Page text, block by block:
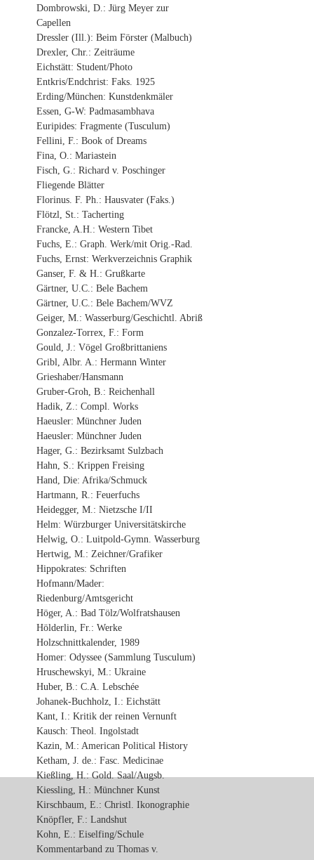
Dombrowski, D.: Jürg Meyer zur
Capellen
Dressler (Ill.): Beim Förster (Malbuch)
Drexler, Chr.: Zeiträume
Eichstätt: Student/Photo
Entkris/Endchrist: Faks. 1925
Erding/München: Kunstdenkmäler
Essen, G-W: Padmasambhava
Euripides: Fragmente (Tusculum)
Fellini, F.: Book of Dreams
Fina, O.: Mariastein
Fisch, G.: Richard v. Poschinger
Fliegende Blätter
Florinus. F. Ph.: Hausvater (Faks.)
Flötzl, St.: Tacherting
Francke, A.H.: Western Tibet
Fuchs, E.: Graph. Werk/mit Orig.-Rad.
Fuchs, Ernst: Werkverzeichnis Graphik
Ganser, F. & H.: Grußkarte
Gärtner, U.C.: Bele Bachem
Gärtner, U.C.: Bele Bachem/WVZ
Geiger, M.: Wasserburg/Geschichtl. Abriß
Gonzalez-Torrex, F.: Form
Gould, J.: Vögel Großbrittaniens
Gribl, Albr. A.: Hermann Winter
Grieshaber/Hansmann
Gruber-Groh, B.: Reichenhall
Hadik, Z.: Compl. Works
Haeusler: Münchner Juden
Haeusler: Münchner Juden
Hager, G.: Bezirksamt Sulzbach
Hahn, S.: Krippen Freising
Hand, Die: Afrika/Schmuck
Hartmann, R.: Feuerfuchs
Heidegger, M.: Nietzsche I/II
Helm: Würzburger Universitätskirche
Helwig, O.: Luitpold-Gymn. Wasserburg
Hertwig, M.: Zeichner/Grafiker
Hippokrates: Schriften
Hofmann/Mader:
Riedenburg/Amtsgericht
Höger, A.: Bad Tölz/Wolfratshausen
Hölderlin, Fr.: Werke
Holzschnittkalender, 1989
Homer: Odyssee (Sammlung Tusculum)
Hruschewskyi, M.: Ukraine
Huber, B.: C.A. Lebschée
Johanek-Buchholz, I.: Eichstätt
Kant, I.: Kritik der reinen Vernunft
Kausch: Theol. Ingolstadt
Kazin, M.: American Political History
Ketham, J. de.: Fasc. Medicinae
Kießling, H.: Gold. Saal/Augsb.
Kiessling, H.: Münchner Kunst
Kirschbaum, E.: Christl. Ikonographie
Knöpfler, F.: Landshut
Kohn, E.: Eiselfing/Schule
Kommentarband zu Thomas v.